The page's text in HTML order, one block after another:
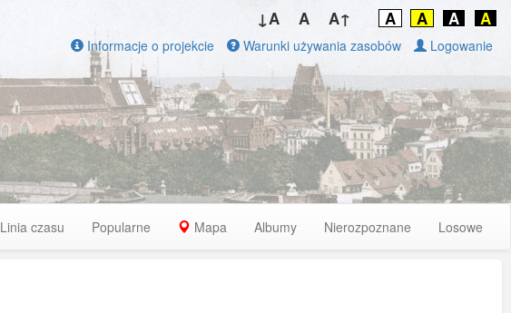
↓A A A↑ A A A A
Informacje o projekcie Warunki używania zasobów Logowanie
Linia czasu Popularne Mapa Albumy Nierozpoznane Losowe